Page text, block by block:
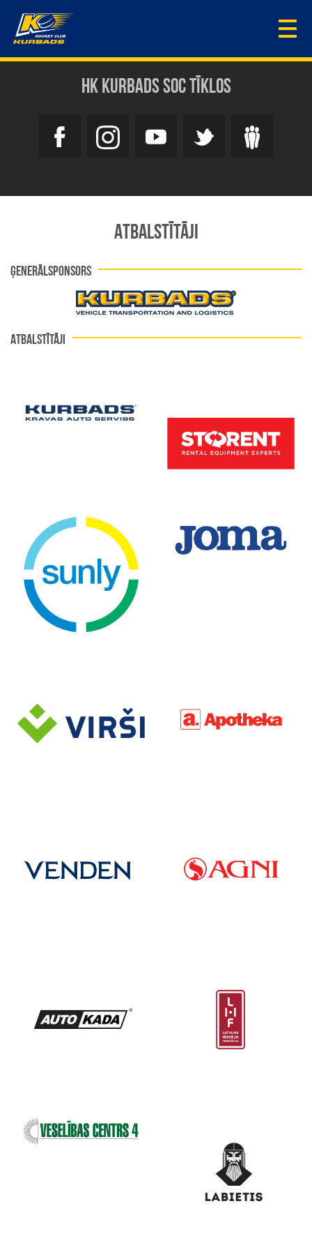
HK KURBADS SOC TĪKLOS
ATBALSTĪTĀJI
ĢENERĀLSPONSORS
ATBALSTĪTĀJI